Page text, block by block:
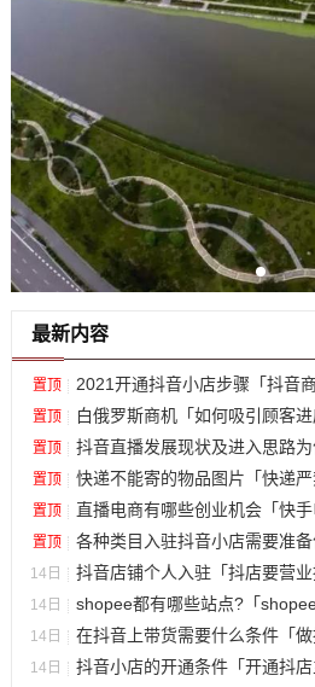
最新内容
置顶 2021开通抖音小店步骤「抖音商
置顶 白俄罗斯商机「如何吸引顾客进
置顶 抖音直播发展现状及进入思路为什么
置顶 快递不能寄的物品图片「快递严
置顶 直播电商有哪些创业机会「快手
置顶 各种类目入驻抖音小店需要准备什么资质呢
14日 抖音店铺个人入驻「抖店要营业
14日 shopee都有哪些站点?「shopee
14日 在抖音上带货需要什么条件「做
14日 抖音小店的开通条件「开通抖店